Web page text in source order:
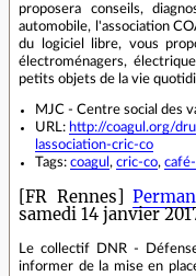
proposera conseils,
automobile, l'association
du logiciel libre, vous
électroménagers,
petits objets de la vie
MJC - Centre social des
URL: http://coagul.org/
lassociation-cric-co
Tags: coagul , cric-co,
[FR Rennes]
samedi 14 janvier
Le collectif DNR -
informer de la mise en